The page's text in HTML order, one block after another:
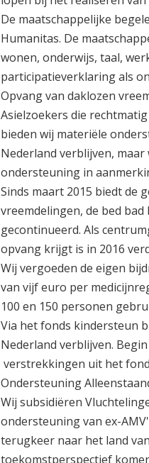
De maatschappelijke
Humanitas. De
wonen, onderwijs, taal,
participatieverklaring als
Opvang van daklozen
Asielzoekers die
bieden wij materiële
Nederland verblijven,
ondersteuning in
Sinds maart 2015 biedt de
vreemdelingen, de bed
gecontinueerd. Als
opvang krijgt is in 2016
Wij vergoeden de eigen
van vijf euro per
100 en 150 personen
Via het fonds kindersteun
Nederland verblijven.
verstrekkingen uit het
Ondersteuning
Wij subsidiëren
ondersteuning van ex-
terugkeer naar het land
toekomstperspectief